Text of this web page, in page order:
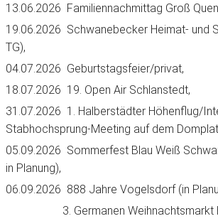
13.06.2026 Familiennachmittag Groß
19.06.2026 Schwanebecker Heimat- und
TG),
04.07.2026 Geburtstagsfeier/privat,
18.07.2026 19. Open Air Schlanstedt,
31.07.2026 1. Halberstädter Höhenflug/
Stabhochsprung-Meeting auf dem
05.09.2026 Sommerfest Blau Weiß
in Planung),
06.09.2026 888 Jahre Vogelsdorf (in
3. Germanen Weihnachtsmarkt